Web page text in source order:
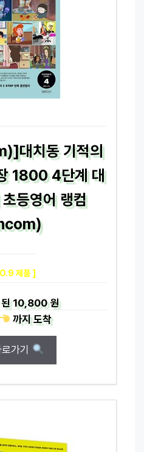
대치동 기적의
1800 4단계 대
등영어 랭컴
제품 ]
10,800 원
까지도착
가기